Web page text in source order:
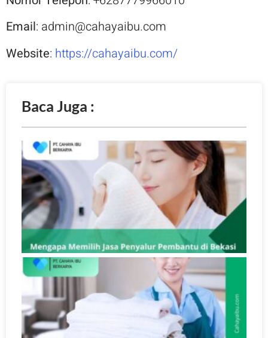
Email: admin@cahayaibu.com
Website: https://cahayaibu.com/
Baca Juga :